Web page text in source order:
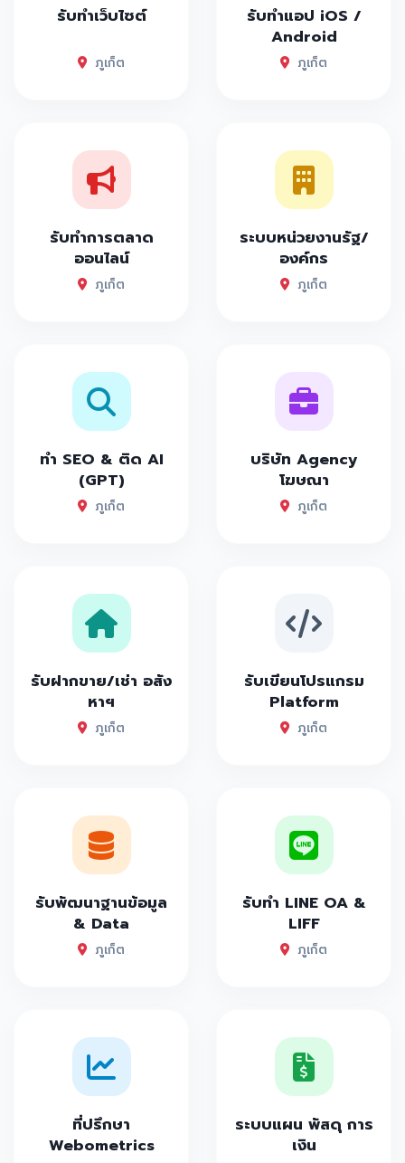
รับทำเว็บไซต์
ภูเก็ต
รับทำแอป iOS /
Android
ภูเก็ต
รับทำการตลาด
ออนไลน์
ภูเก็ต
ระบบหน่วยงานรัฐ/
องค์กร
ภูเก็ต
ทำ SEO & ติด AI
(GPT)
ภูเก็ต
บริษัท Agency
โฆษณา
ภูเก็ต
รับฝากขาย/เช่า อสัง
หาฯ
ภูเก็ต
รับเขียนโปรแกรม
Platform
ภูเก็ต
รับพัฒนาฐานข้อมูล
& Data
ภูเก็ต
รับทำ LINE OA &
LIFF
ภูเก็ต
ที่ปรึกษา
Webometrics
ระบบแผน พัสดุ การ
เงิน